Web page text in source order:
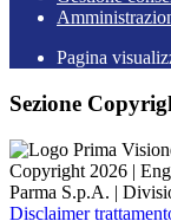
Pagina
Sezione
Copyright 2026 |
Parma S.p.A. |
Disclaimer